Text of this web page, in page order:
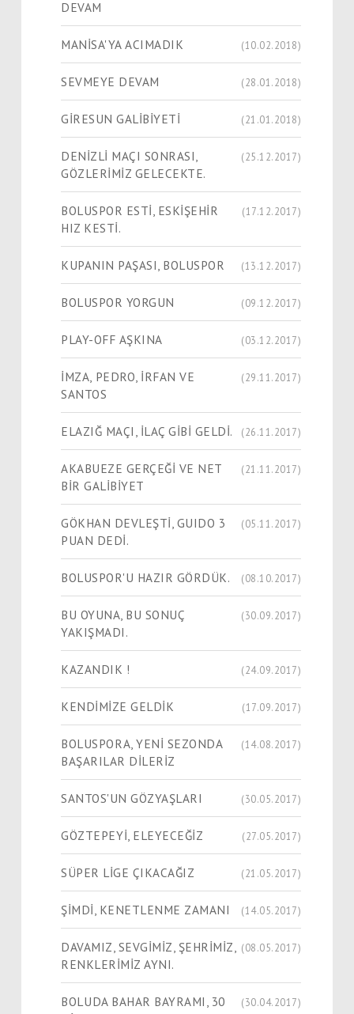
DEVAM
MANİSA'YA ACIMADIK (10.02.2018)
SEVMEYE DEVAM (28.01.2018)
GİRESUN GALİBİYETİ (21.01.2018)
DENİZLİ MAÇI SONRASI,
GÖZLERİMİZ GELECEKTE.
(25.12.2017)
BOLUSPOR ESTİ, ESKİŞEHİR
HIZ KESTİ.
(17.12.2017)
KUPANIN PAŞASI, BOLUSPOR (13.12.2017)
BOLUSPOR YORGUN (09.12.2017)
PLAY-OFF AŞKINA (03.12.2017)
İMZA, PEDRO, İRFAN VE
SANTOS
(29.11.2017)
ELAZIĞ MAÇI, İLAÇ GİBİ GELDİ. (26.11.2017)
AKABUEZE GERÇEĞİ VE NET
BİR GALİBİYET
(21.11.2017)
GÖKHAN DEVLEŞTİ, GUIDO 3
PUAN DEDİ.
(05.11.2017)
BOLUSPOR'U HAZIR GÖRDÜK. (08.10.2017)
BU OYUNA, BU SONUÇ
YAKIŞMADI.
(30.09.2017)
KAZANDIK ! (24.09.2017)
KENDİMİZE GELDİK (17.09.2017)
BOLUSPORA, YENİ SEZONDA
BAŞARILAR DİLERİZ
(14.08.2017)
SANTOS'UN GÖZYAŞLARI (30.05.2017)
GÖZTEPEYİ, ELEYECEĞİZ (27.05.2017)
SÜPER LİGE ÇIKACAĞIZ (21.05.2017)
ŞİMDİ, KENETLENME ZAMANI (14.05.2017)
DAVAMIZ, SEVGİMİZ, ŞEHRİMİZ,
RENKLERİMİZ AYNI.
(08.05.2017)
BOLUDA BAHAR BAYRAMI, 30
(30.04.2017)